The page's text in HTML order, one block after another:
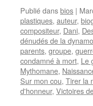
Publié dansbios |
plastiques, auteur,
compositeur, Dani,
dénudés de la dynamo
parents, groupe,
condamné à mort, Le
Mythomane,
Sur mon cou, Tirer la
d'honneur, Victoires